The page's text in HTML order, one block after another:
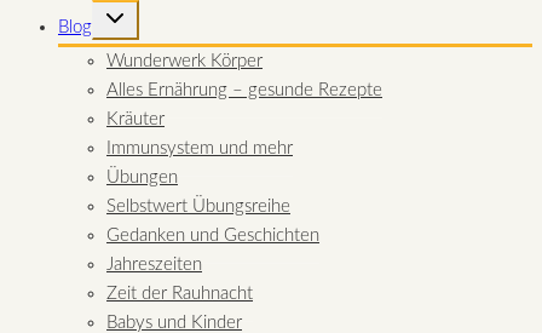
Blog
UNTERMENÜ
Wunderwerk Körper
Alles Ernährung – gesunde Rezepte
Kräuter
Immunsystem und mehr
Übungen
Selbstwert Übungsreihe
Gedanken und Geschichten
Jahreszeiten
Zeit der Rauhnacht
Babys und Kinder